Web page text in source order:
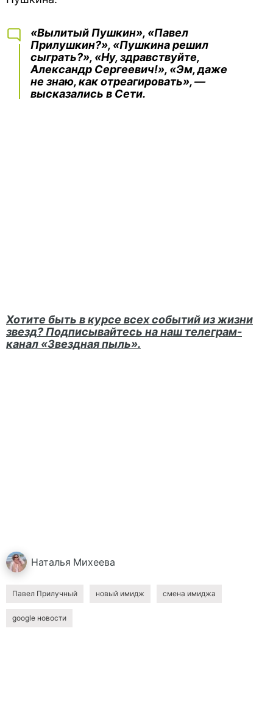
«Вылитый Пушкин», «Павел
Прилушкин?», «Пушкина решил
сыграть?», «Ну, здравствуйте,
Александр Сергеевич!», «Эм, даже
не знаю, как отреагировать», —
высказались в Сети.
Хотите быть в курсе всех событий из жизни
звезд? Подписывайтесь на наш телеграм-
канал «Звездная пыль».
Наталья Михеева
Павел Прилучный новый имидж смена имиджа
google новости